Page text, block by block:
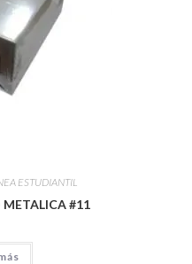
ESTUDIANTIL
METALICA #11